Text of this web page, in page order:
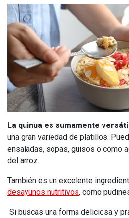
La quinua es sumamente
una gran variedad de platillos.
ensaladas, sopas, guisos o como
del arroz.
También es un excelente
desayunos nutritivos, como
Si buscas una forma deliciosa y